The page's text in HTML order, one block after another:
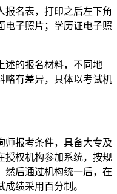
报名表，打印之后左下角
电子照片；学历证电子照
述的报名材料，不同地
略有差异，具体以考试机
师报考条件，具备大专及
授权机构参加系统，按规
然后通过机构统一后，在
绩采用百分制。